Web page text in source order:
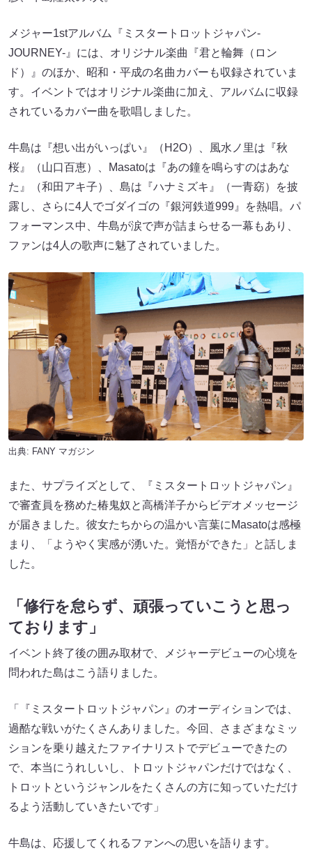
メジャー1stアルバム『ミスタートロットジャパン-
JOURNEY-』には、オリジナル楽曲『君と輪舞（ロン
ド）』のほか、昭和・平成の名曲カバーも収録されていま
す。イベントではオリジナル楽曲に加え、アルバムに収録
されているカバー曲を歌唱しました。
牛島は『想い出がいっぱい』（H2O）、風水ノ里は『秋
桜』（山口百恵）、Masatoは『あの鐘を鳴らすのはあな
た』（和田アキ子）、島は『ハナミズキ』（一青窈）を披
露し、さらに4人でゴダイゴの『銀河鉄道999』を熱唱。パ
フォーマンス中、牛島が涙で声が詰まらせる一幕もあり、
ファンは4人の歌声に魅了されていました。
出典: FANY マガジン
また、サプライズとして、『ミスタートロットジャパン』
で審査員を務めた椿鬼奴と高橋洋子からビデオメッセージ
が届きました。彼女たちからの温かい言葉にMasatoは感極
まり、「ようやく実感が湧いた。覚悟ができた」と話しま
した。
「修行を怠らず、頑張っていこうと思っ
ております」
イベント終了後の囲み取材で、メジャーデビューの心境を
問われた島はこう語りました。
「『ミスタートロットジャパン』のオーディションでは、
過酷な戦いがたくさんありました。今回、さまざまなミッ
ションを乗り越えたファイナリストでデビューできたの
で、本当にうれしいし、トロットジャパンだけではなく、
トロットというジャンルをたくさんの方に知っていただけ
るよう活動していきたいです」
牛島は、応援してくれるファンへの思いを語ります。